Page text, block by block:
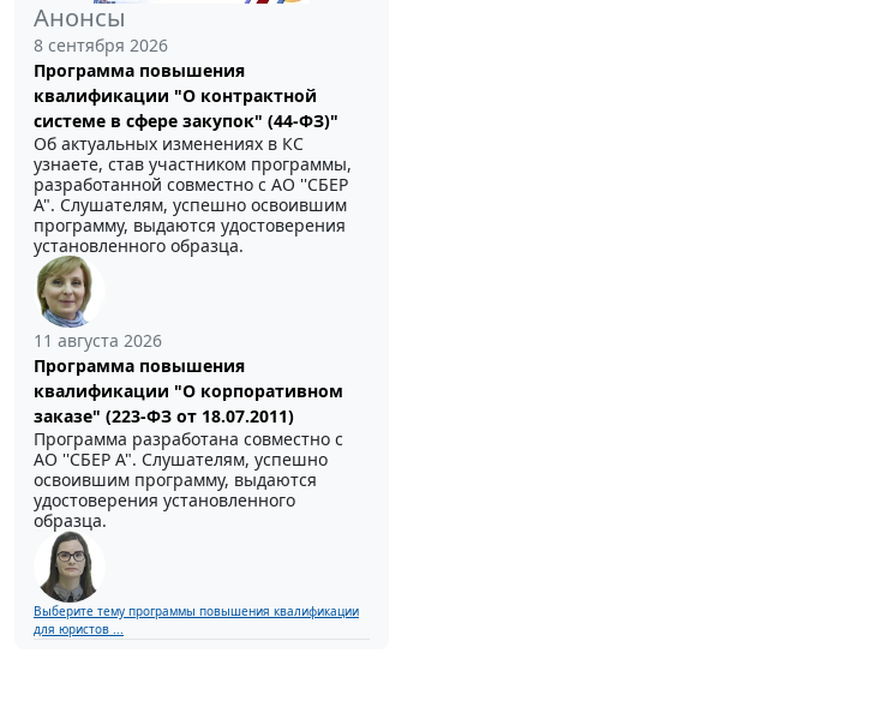
Анонсы
8 сентября 2026
Программа повышения
квалификации "О контрактной
системе в сфере закупок" (44-ФЗ)"
Об актуальных изменениях в КС
узнаете, став участником программы,
разработанной совместно с АО ''СБЕР
А". Слушателям, успешно освоившим
программу, выдаются удостоверения
установленного образца.
11 августа 2026
Программа повышения
квалификации "О корпоративном
заказе" (223-ФЗ от 18.07.2011)
Программа разработана совместно с
АО ''СБЕР А". Слушателям, успешно
освоившим программу, выдаются
удостоверения установленного
образца.
Выберите тему программы повышения квалификации
для юристов ...